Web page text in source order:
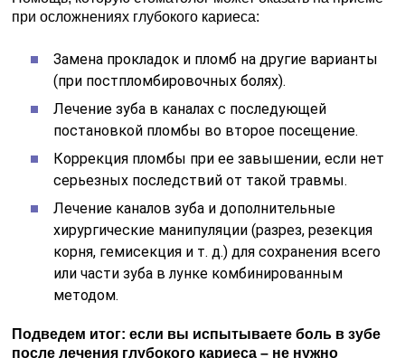
при осложнениях глубокого кариеса:
Замена прокладок и пломб на другие варианты
(при постпломбировочных болях).
Лечение зуба в каналах с последующей
постановкой пломбы во второе посещение.
Коррекция пломбы при ее завышении, если нет
серьезных последствий от такой травмы.
Лечение каналов зуба и дополнительные
хирургические манипуляции (разрез, резекция
корня, гемисекция и т. д.) для сохранения всего
или части зуба в лунке комбинированным
методом.
Подведем итог: если вы испытываете боль в зубе
после лечения глубокого кариеса – не нужно